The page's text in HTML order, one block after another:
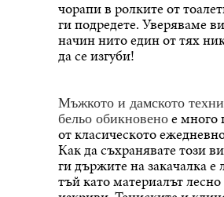
чорапи в ролките от
ги подредете. Уверяваме
начин нито един от тях
да се изгуби!
Мъжкото и дамското
бельо обикновено е много
от класическото
Как да съхранявате този
ги държите на закачалка е
тъй като материалът